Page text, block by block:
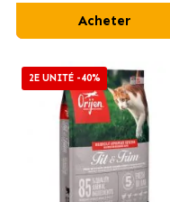
Acheter
2E UNITÉ -40%